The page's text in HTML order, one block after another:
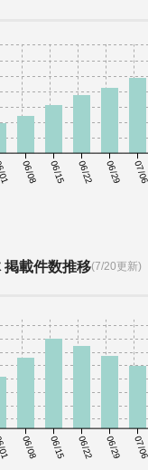
06/08 06/15 06/22 06/29 07/06
掲載件数推移(7/20更新)
06/08 06/15 06/22 06/29 07/06